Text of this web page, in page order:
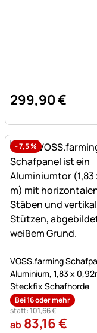
299,90€
-7,5%
Noch keine
VOSS.farming
Aluminium, 1,83 x
Steckfix Schafhorde
Bei 16 oder mehr
statt:101,66€
ab 83,16€